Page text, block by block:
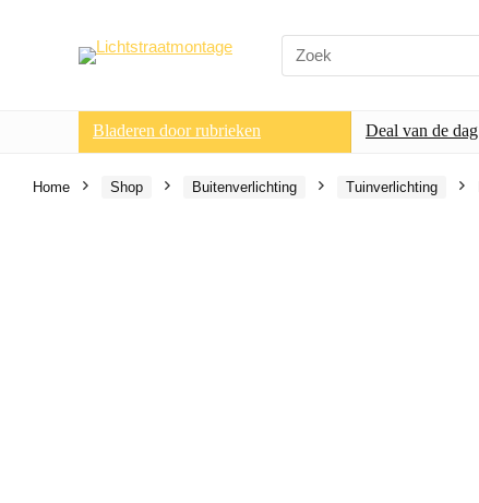
Search
for:
Bladeren door rubrieken Deal van de dag
Home Shop Buitenverlichting Tuinverlichting